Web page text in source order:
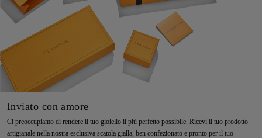
Inviato con amore
Ci preoccupiamo di rendere il tuo gioiello il più perfetto possibile. Ricevi il tuo prodotto
artigianale nella nostra esclusiva scatola gialla, ben confezionato e pronto per il tuo